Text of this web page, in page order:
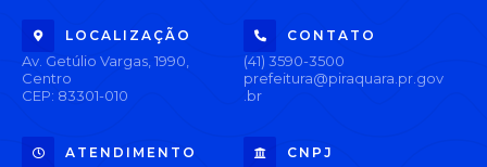
LOCALIZAÇÃO
Av. Getúlio Vargas, 1990,
Centro
CEP: 83301-010
CONTATO
(41) 3590-3500
prefeitura@piraquara.pr.gov
.br
ATENDIMENTO CNPJ